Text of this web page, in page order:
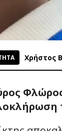
Χρήστος